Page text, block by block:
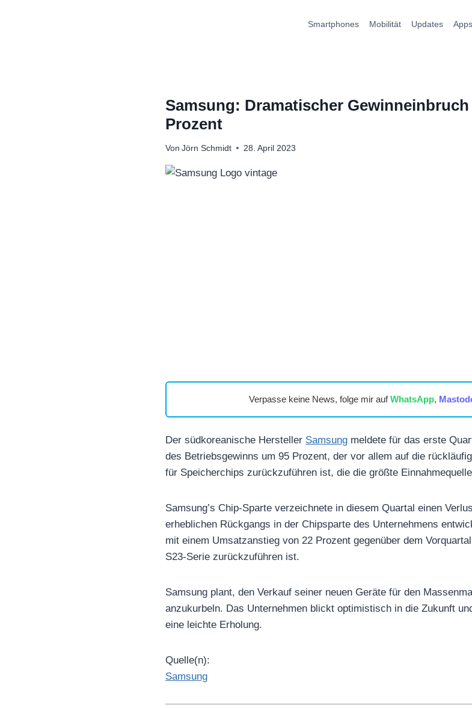
Smartphones Mobilität Updates Apps
Samsung: Dramatischer Gewinneinbruch
Prozent
Von Jörn Schmidt 28. April 2023
Verpasse keine News, folge mir aufWhatsApp,
Der südkoreanische Hersteller Samsung meldete für das erste
des Betriebsgewinns um 95 Prozent, der vor allem auf die
für Speicherchips zurückzuführen ist, die die größte
Samsung’s Chip-Sparte verzeichnete in diesem Quartal einen
erheblichen Rückgangs in der Chipsparte des Unternehmens
mit einem Umsatzanstieg von 22 Prozent gegenüber dem
S23-Serie zurückzuführen ist.
Samsung plant, den Verkauf seiner neuen Geräte für den
anzukurbeln. Das Unternehmen blickt optimistisch in die Zukunft
eine leichte Erholung.
Quelle(n):
Samsung